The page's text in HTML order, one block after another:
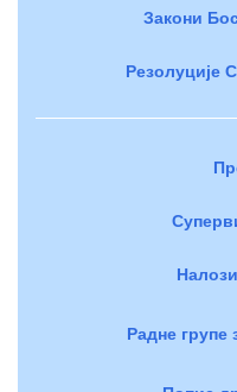
Закони
Резолуције
Радне